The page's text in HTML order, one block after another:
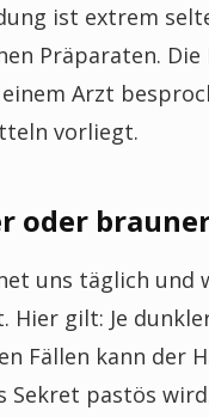
ist extrem
Präparaten.
Arzt
vorliegt.
oder
uns täglich
Hier gilt: Je
Fällen kann der
Sekret pastös